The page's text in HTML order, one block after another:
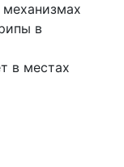
в
в местах